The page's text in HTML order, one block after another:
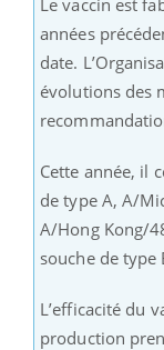
années
date.
évolutions des
Cette année, il
de type A, A/
A/Hong Kong/
souche de
L’efficacité du
production